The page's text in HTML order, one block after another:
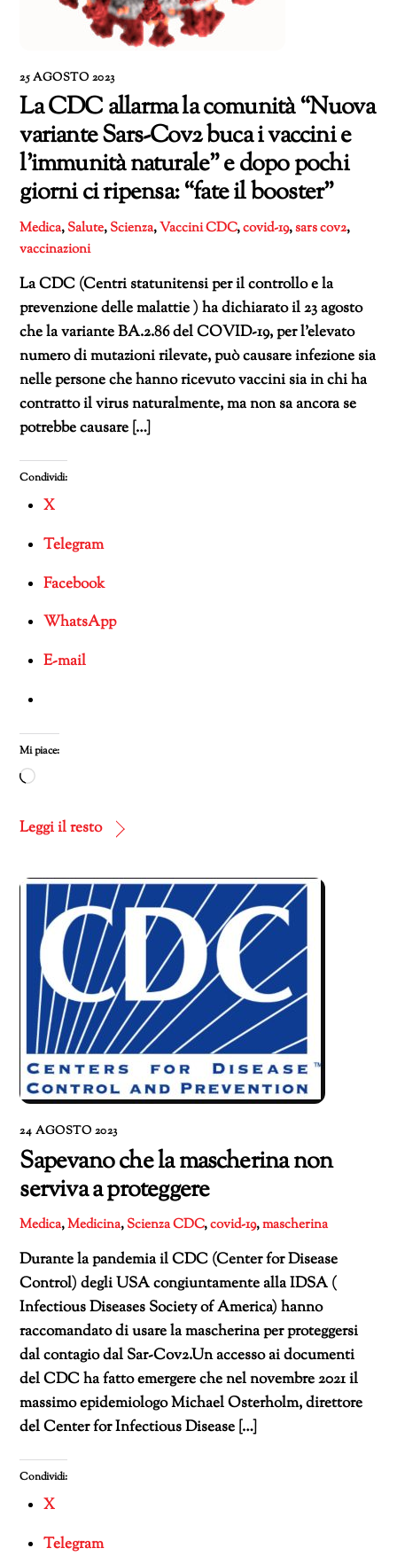
25 AGOSTO 2023
La CDC allarma la comunità “Nuova
variante Sars-Cov2 buca i vaccini e
l’immunità naturale” e dopo pochi
giorni ci ripensa: “fate il booster”
Medica,Salute,Scienza,VacciniCDC,covid-19,sars cov2,
vaccinazioni
La CDC (Centri statunitensi per il controllo e la
prevenzione delle malattie ) ha dichiarato il 23 agosto
che la variante BA.2.86 del COVID-19, per l’elevato
numero di mutazioni rilevate, può causare infezione sia
nelle persone che hanno ricevuto vaccini sia in chi ha
contratto il virus naturalmente, ma non sa ancora se
potrebbe causare […]
Condividi:
X
Telegram
Facebook
WhatsApp
E-mail
Mi piace:
Caricamento
corso…
Leggi il resto
24 AGOSTO 2023
Sapevano che la mascherina non
serviva a proteggere
Medica,Medicina,ScienzaCDC,covid-19,mascherina
Durante la pandemia il CDC (Center for Disease
Control) degli USA congiuntamente alla IDSA (
Infectious Diseases Society of America) hanno
raccomandato di usare la mascherina per proteggersi
dal contagio dal Sar-Cov2.Un accesso ai documenti
del CDC ha fatto emergere che nel novembre 2021 il
massimo epidemiologo Michael Osterholm, direttore
del Center for Infectious Disease […]
Condividi:
X
Telegram